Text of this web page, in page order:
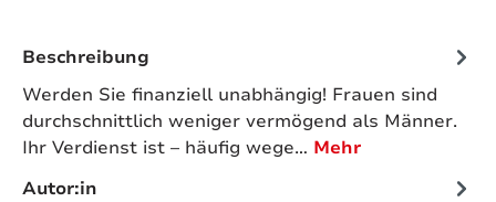
Beschreibung
Werden Sie finanziell unabhängig! Frauen sind
durchschnittlich weniger vermögend als Männer.
Ihr Verdienst ist – häufig wege… Mehr
Autor:in